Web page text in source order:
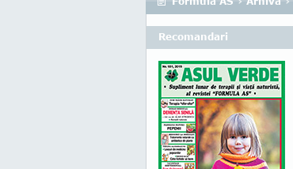
Recomandari